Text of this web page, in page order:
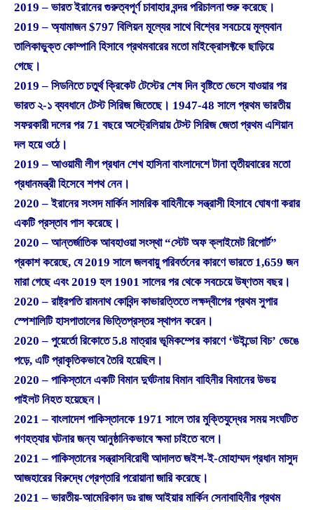
2019 – ভারত ইরানের গুরুত্বপূর্ণ চাবাহার বন্দর পরিচালনা শুরু করেছে।
2019 – অ্যামাজন $797 বিলিয়ন মূল্যের সাথে বিশ্বের সবচেয়ে মূল্যবান
তালিকাভুক্ত কোম্পানি হিসাবে প্রথমবারের মতো মাইক্রোসফ্টকে ছাড়িয়ে
গেছে।
2019 – সিডনিতে চতুর্থ ক্রিকেট টেস্টের শেষ দিন বৃষ্টিতে ভেসে যাওয়ার পর
ভারত ২-১ ব্যবধানে টেস্ট সিরিজ জিতেছে। 1947-48 সালে প্রথম ভারতীয়
সফরকারী দলের পর 71 বছরে অস্ট্রেলিয়ায় টেস্ট সিরিজ জেতা প্রথম এশিয়ান
দল হয়ে ওঠে।
2019 – আওয়ামী লীগ প্রধান শেখ হাসিনা বাংলাদেশে টানা তৃতীয়বারের মতো
প্রধানমন্ত্রী হিসেবে শপথ নেন।
2020 – ইরানের সংসদ মার্কিন সামরিক বাহিনীকে সন্ত্রাসী হিসাবে ঘোষণা করার
একটি প্রস্তাব পাস করেছে।
2020 – আন্তর্জাতিক আবহাওয়া সংস্থা “স্টেট অফ ক্লাইমেট রিপোর্ট”
প্রকাশ করেছে, যে 2019 সালে জলবায়ু পরিবর্তনের কারণে ভারতে 1,659 জন
মারা গেছে এবং 2019 হল 1901 সালের পর থেকে সবচেয়ে উষ্ণতম বছর।
2020 – রাষ্ট্রপতি রামনাথ কোবিন্দ কাভারত্তিতে লক্ষদ্বীপের প্রথম সুপার
স্পেশালিটি হাসপাতালের ভিত্তিপ্রস্তর স্থাপন করেন।
2020 – পুয়ের্তো রিকোতে 5.8 মাত্রার ভূমিকম্পের কারণে ‘উইন্ডো বিচ’ ভেঙে
পড়ে, এটি প্রাকৃতিকভাবে তৈরি হয়েছিল।
2020 – পাকিস্তানে একটি বিমান দুর্ঘটনায় বিমান বাহিনীর বিমানের উভয়
পাইলট নিহত হয়েছেন।
2021 – বাংলাদেশ পাকিস্তানকে 1971 সালে তার মুক্তিযুদ্ধের সময় সংঘটিত
গণহত্যার ঘটনার জন্য আনুষ্ঠানিকভাবে ক্ষমা চাইতে বলে।
2021 – পাকিস্তানের সন্ত্রাসবিরোধী আদালত জইশ-ই-মোহাম্মদ প্রধান মাসুদ
আজহারের বিরুদ্ধে গ্রেপ্তারি পরোয়ানা জারি করেছে।
2021 – ভারতীয়-আমেরিকান ডঃ রাজ আইয়ার মার্কিন সেনাবাহিনীর প্রথম